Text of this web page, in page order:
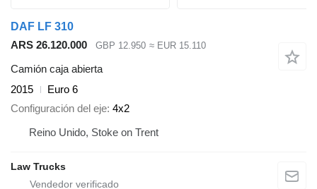
DAF LF 310
ARS 26.120.000
GBP 12.950 ≈ EUR 15.110
Camión caja abierta
2015
Euro 6
Configuración del eje 4x2
Reino Unido, Stoke on Trent
Law Trucks